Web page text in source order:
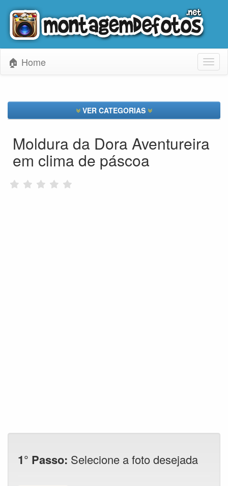
🏠 Home
VER CATEGORIAS
Moldura da Dora Aventureira
em clima de páscoa
1° Passo: Selecione a foto desejada